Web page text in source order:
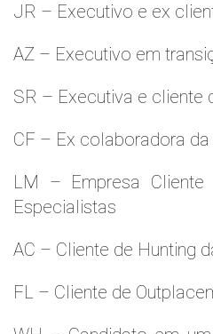
JR – Executivo e ex
AZ – Executivo em
SR – Executiva e cliente
CF – Ex colaboradora da
LM – Empresa Cliente
Especialistas
AC – Cliente de Hunting
FL – Cliente de